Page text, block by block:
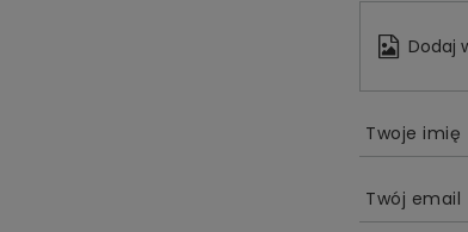
Dodaj
Twoje imię
Twój email